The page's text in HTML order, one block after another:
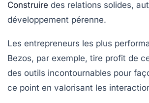
Construire des relations solides,
développement pérenne.
Les entrepreneurs les plus
Bezos, par exemple, tire profit de
des outils incontournables pour
ce point en valorisant les